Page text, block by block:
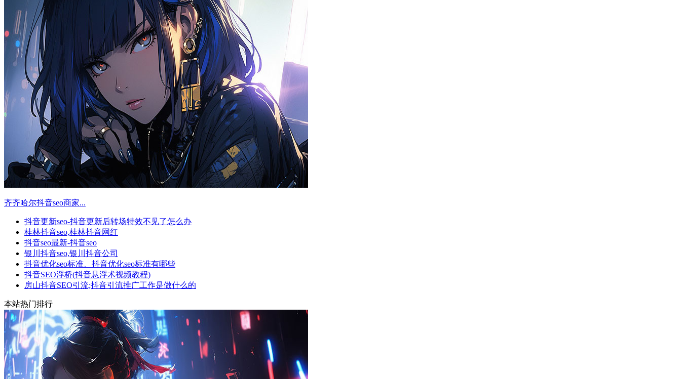
齐齐哈尔抖音seo商家...
抖音更新seo-抖音更新后转场特效不见了怎么办
桂林抖音seo,桂林抖音网红
抖音seo最新-抖音seo
银川抖音seo,银川抖音公司
抖音优化seo标准、抖音优化seo标准有哪些
抖音SEO浮桥(抖音悬浮术视频教程)
房山抖音SEO引流;抖音引流推广工作是做什么的
本站热门排行